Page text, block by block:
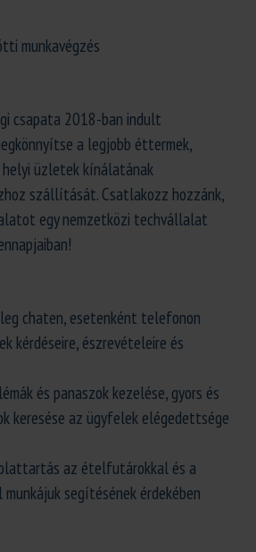
munkavégzés
csapata 2018-ban indult
a legjobb éttermek,
üzletek kínálatának
szállítását. Csatlakozz hozzánk,
egy nemzetközi techvállalat
chaten, esetenként telefonon
kérdéseire, észrevételeire és
és panaszok kezelése, gyors és
keresése az ügyfelek elégedettsége
az ételfutárokkal és a
segítésének érdekében